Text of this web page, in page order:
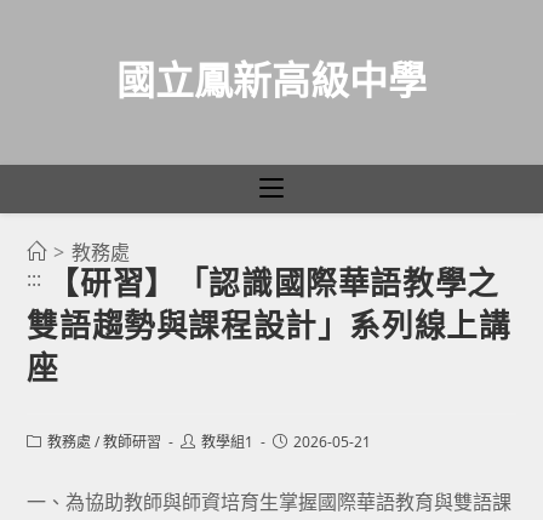
國立鳳新高級中學
> 教務處
:::
【研習】「認識國際華語教學之
雙語趨勢與課程設計」系列線上講
座
Post教務處 / 教師研習
Post教學組1
Post2026-05-21
一、為協助教師與師資培育生掌握國際華語教育與雙語課